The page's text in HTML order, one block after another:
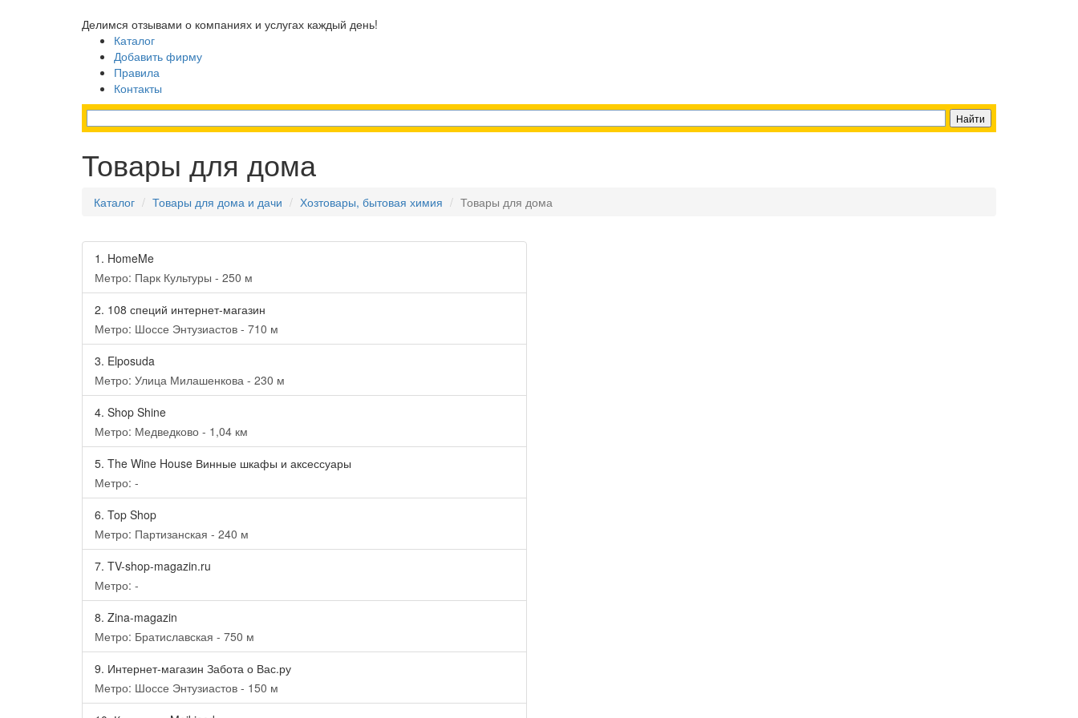
Делимся отзывами о компаниях и услугах каждый день!
Каталог
Добавить фирму
Правила
Контакты
Товары для дома
Каталог Товары для дома и дачи Хозтовары, бытовая химия Товары для дома
1. HomeMe
Метро: Парк Культуры - 250 м
2. 108 специй интернет-магазин
Метро: Шоссе Энтузиастов - 710 м
3. Elposuda
Метро: Улица Милашенкова - 230 м
4. Shop Shine
Метро: Медведково - 1,04 км
5. The Wine House Винные шкафы и аксессуары
Метро: -
6. Top Shop
Метро: Партизанская - 240 м
7. TV-shop-magazin.ru
Метро: -
8. Zina-magazin
Метро: Братиславская - 750 м
9. Интернет-магазин Забота о Вас.ру
Метро: Шоссе Энтузиастов - 150 м